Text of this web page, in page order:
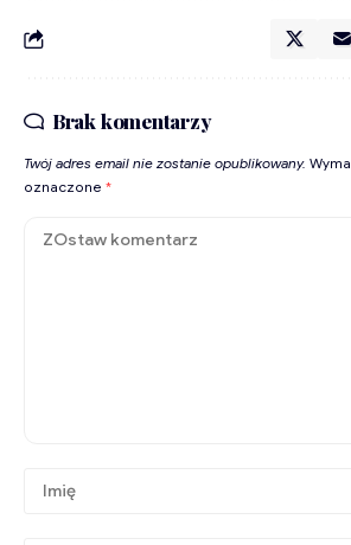
Brak komentarzy
Twój adres email nie zostanie opublikowany.
oznaczone *